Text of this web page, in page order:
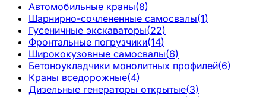
Автомобильные краны(8)
Шарнирно-сочлененные самосвалы(1)
Гусеничные экскаваторы(22)
Фронтальные погрузчики(14)
Ширококузовные самосвалы(6)
Бетоноукладчики монолитных профилей(6)
Краны вседорожные(4)
Дизельные генераторы открытые(3)